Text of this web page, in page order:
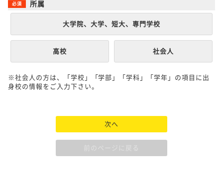
所属
大学院、大学、短大、専門学校
高校 社会人
※社会人の方は、「学校」「学部」「学科」「学年」の項目に出
身校の情報をご入力下さい。
次へ
前のページに戻る